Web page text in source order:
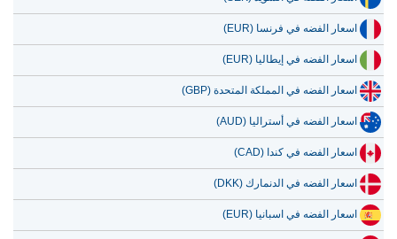
اسعار الفضه في فرنسا (EUR)
اسعار الفضه في إيطاليا (EUR)
اسعار الفضه في المملكة المتحدة (GBP)
اسعار الفضه في أستراليا (AUD)
اسعار الفضه في كندا (CAD)
اسعار الفضه في الدنمارك (DKK)
اسعار الفضه في اسبانيا (EUR)